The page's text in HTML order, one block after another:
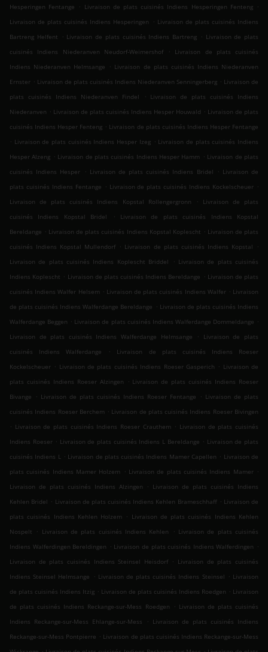
Hesperingen Fentange
. Livraison de plats cuisinés Indiens Hesperingen Fenteng .
Livraison de plats cuisinés Indiens Hesperingen
. Livraison de plats cuisinés Indiens
Bartreng Helfent
. Livraison de plats cuisinés Indiens Bartreng . Livraison de plats
cuisinés Indiens Niederanven Neudorf-Weimershof
.
Livraison de plats cuisinés
Indiens Niederanven Helmsange
. Livraison de plats cuisinés Indiens Niederanven
Ernster . Livraison de plats cuisinés Indiens Niederanven Senningerberg . Livraison de
plats cuisinés Indiens Niederanven Findel
. Livraison de plats cuisinés Indiens
Niederanven . Livraison de plats cuisinés Indiens Hesper Houwald . Livraison de plats
cuisinés Indiens Hesper Fenteng . Livraison de plats cuisinés Indiens Hesper Fentange
. Livraison de plats cuisinés Indiens Hesper Izeg . Livraison de plats cuisinés Indiens
Hesper Alzeng . Livraison de plats cuisinés Indiens Hesper Hamm . Livraison de plats
cuisinés Indiens Hesper
. Livraison de plats cuisinés Indiens Bridel . Livraison de
plats cuisinés Indiens Fentange . Livraison de plats cuisinés Indiens Kockelscheuer .
Livraison de plats cuisinés Indiens Kopstal Rollengergronn
.
Livraison de plats
cuisinés Indiens Kopstal Bridel
.
Livraison de plats cuisinés Indiens Kopstal
Bereldange . Livraison de plats cuisinés Indiens Kopstal Koplescht . Livraison de plats
cuisinés Indiens Kopstal Mullendorf . Livraison de plats cuisinés Indiens Kopstal
.
Livraison de plats cuisinés Indiens Koplescht Briddel
. Livraison de plats cuisinés
Indiens Koplescht . Livraison de plats cuisinés Indiens Bereldange . Livraison de plats
cuisinés Indiens Walfer Helsem . Livraison de plats cuisinés Indiens Walfer . Livraison
de plats cuisinés Indiens Walferdange Bereldange . Livraison de plats cuisinés Indiens
Walferdange Beggen . Livraison de plats cuisinés Indiens Walferdange Dommeldange .
Livraison de plats cuisinés Indiens Walferdange Helmsange
.
Livraison de plats
cuisinés Indiens Walferdange
.
Livraison de plats cuisinés Indiens Roeser
Kockelscheuer . Livraison de plats cuisinés Indiens Roeser Gasperich . Livraison de
plats cuisinés Indiens Roeser Alzingen
. Livraison de plats cuisinés Indiens Roeser
Bivange
. Livraison de plats cuisinés Indiens Roeser Fentange . Livraison de plats
cuisinés Indiens Roeser Berchem . Livraison de plats cuisinés Indiens Roeser Bivingen
. Livraison de plats cuisinés Indiens Roeser Crauthem . Livraison de plats cuisinés
Indiens Roeser . Livraison de plats cuisinés Indiens L Bereldange . Livraison de plats
cuisinés Indiens L . Livraison de plats cuisinés Indiens Mamer Capellen . Livraison de
plats cuisinés Indiens Mamer Holzem
. Livraison de plats cuisinés Indiens Mamer .
Livraison de plats cuisinés Indiens Alzingen
. Livraison de plats cuisinés Indiens
Kehlen Bridel . Livraison de plats cuisinés Indiens Kehlen Brameschhaff . Livraison de
plats cuisinés Indiens Kehlen Holzem
. Livraison de plats cuisinés Indiens Kehlen
Nospelt
. Livraison de plats cuisinés Indiens Kehlen . Livraison de plats cuisinés
Indiens Walferdingen Bereldingen . Livraison de plats cuisinés Indiens Walferdingen .
Livraison de plats cuisinés Indiens Steinsel Heisdorf . Livraison de plats cuisinés
Indiens Steinsel Helmsange
. Livraison de plats cuisinés Indiens Steinsel . Livraison
de plats cuisinés Indiens Itzig . Livraison de plats cuisinés Indiens Roedgen . Livraison
de plats cuisinés Indiens Reckange-sur-Mess Roedgen
. Livraison de plats cuisinés
Indiens Reckange-sur-Mess Ehlange-sur-Mess
. Livraison de plats cuisinés Indiens
Reckange-sur-Mess Pontpierre . Livraison de plats cuisinés Indiens Reckange-sur-Mess
. .